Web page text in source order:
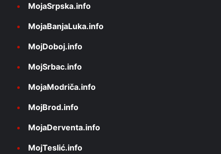
MojaSrpska.info
MojaBanjaLuka.info
MojDoboj.info
MojSrbac.info
MojaModriča.info
MojBrod.info
MojaDerventa.info
MojTeslić.info